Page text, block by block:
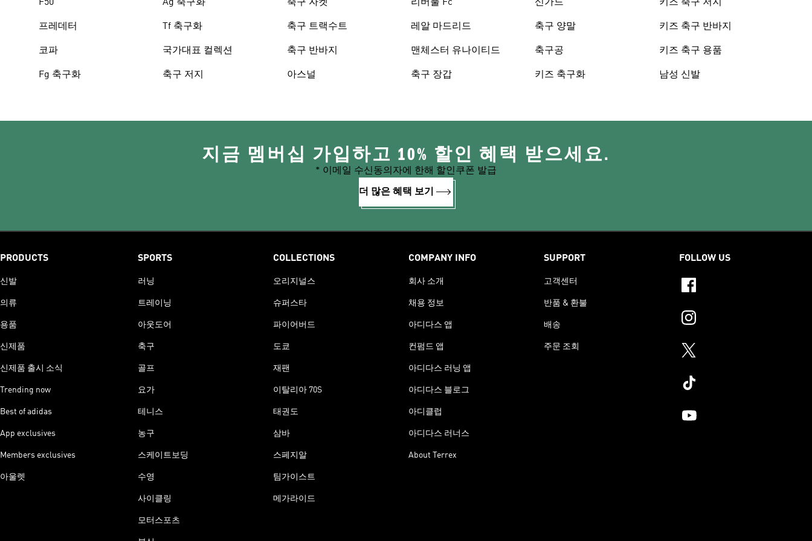
F50
프레데터
코파
Fg 축구화
Ag 축구화
Tf 축구화
국가대표 컬렉션
축구 저지
축구 자켓
축구 트랙수트
축구 반바지
아스널
리버풀 Fc
레알 마드리드
맨체스터 유나이티드
축구 장갑
신가드
축구 양말
축구공
키즈 축구화
키즈 축구 저지
키즈 축구 반바지
키즈 축구 용품
남성 신발
지금 멤버십 가입하고 10% 할인 혜택 받으세요.
* 이메일 수신동의자에 한해 할인쿠폰 발급
더 많은 혜택 보기
PRODUCTS
신발
의류
용품
신제품
신제품 출시 소식
Trending now
Best of adidas
App exclusives
Members exclusives
아울렛
SPORTS
러닝
트레이닝
아웃도어
축구
골프
요가
테니스
농구
스케이트보딩
수영
사이클링
모터스포츠
COLLECTIONS
오리지널스
슈퍼스타
파이어버드
도쿄
재팬
이탈리아 70S
태권도
삼바
스페지알
팀가이스트
메가라이드
COMPANY INFO
회사 소개
채용 정보
아디다스 앱
컨펌드 앱
아디다스 러닝 앱
아디다스 블로그
아디클럽
아디다스 러너스
About Terrex
SUPPORT
고객센터
반품 & 환불
배송
주문 조회
FOLLOW US